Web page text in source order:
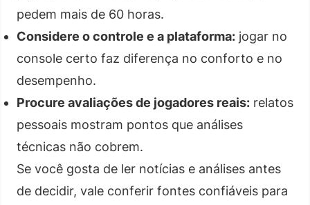
pedem mais de 60 horas.
Considere o controle e a plataforma: jogar no
console certo faz diferença no conforto e no
desempenho.
Procure avaliações de jogadores reais: relatos
pessoais mostram pontos que análises
técnicas não cobrem.
Se você gosta de ler notícias e análises antes
de decidir, vale conferir fontes confiáveis para